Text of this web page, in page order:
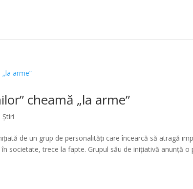
cheamă „la arme”
Știri
de un grup de personalități care încearcă să atragă
societate, trece la fapte. Grupul său de inițiativă anunță o